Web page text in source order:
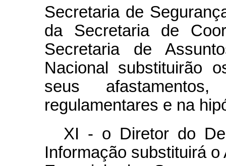
Secretaria de
da Secretaria de
Secretaria de
Nacional substituirão
seus
regulamentares e na
XI - o Diretor do
Informação substituirá